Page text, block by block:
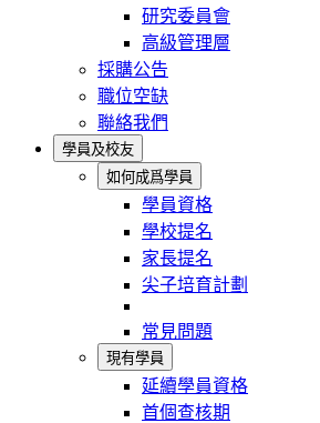
研究委員會
高級管理層
採購公告
職位空缺
聯絡我們
學員及校友
如何成爲學員
學員資格
學校提名
家長提名
尖子培育計劃
常見問題
現有學員
延續學員資格
首個查核期